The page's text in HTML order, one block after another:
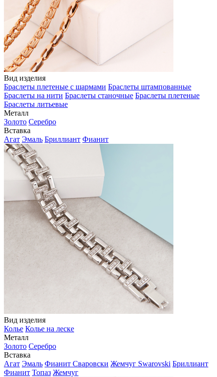
Вид изделия
Браслеты плетеные с шармами Браслеты штампованные
Браслеты на нити Браслеты станочные Браслеты плетеные
Браслеты литьевые
Металл
Золото Серебро
Вставка
Агат Эмаль Бриллиант Фианит
Вид изделия
Колье Колье на леске
Металл
Золото Серебро
Вставка
Агат Эмаль Фианит Сваровски Жемчуг Swarovski Бриллиант
Фианит Топаз Жемчуг